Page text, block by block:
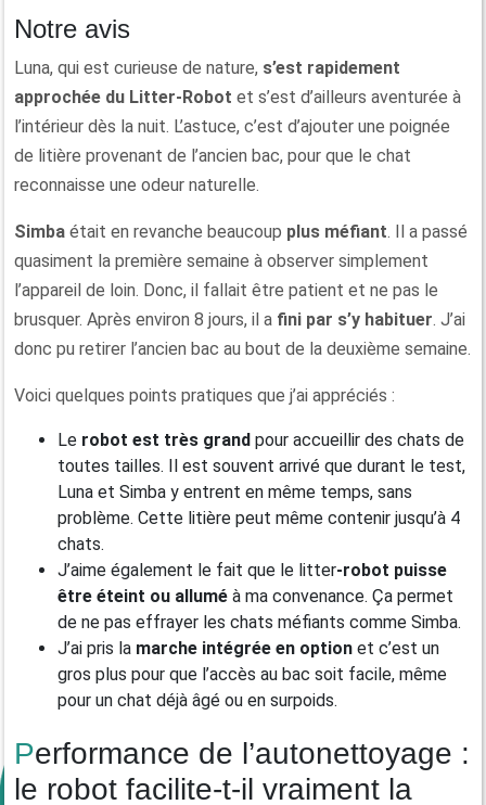
Notre avis
Luna, qui est curieuse de nature, s’est rapidement
approchée du Litter-Robot et s’est d’ailleurs aventurée à
l’intérieur dès la nuit. L’astuce, c’est d’ajouter une poignée
de litière provenant de l’ancien bac, pour que le chat
reconnaisse une odeur naturelle.
Simba était en revanche beaucoup plus méfiant. Il a passé
quasiment la première semaine à observer simplement
l’appareil de loin. Donc, il fallait être patient et ne pas le
brusquer. Après environ 8 jours, il a fini par s’y habituer. J’ai
donc pu retirer l’ancien bac au bout de la deuxième semaine.
Voici quelques points pratiques que j’ai appréciés :
Le robot est très grand pour accueillir des chats de
toutes tailles. Il est souvent arrivé que durant le test,
Luna et Simba y entrent en même temps, sans
problème. Cette litière peut même contenir jusqu’à 4
chats.
J’aime également le fait que le litter-robot puisse
être éteint ou allumé à ma convenance. Ça permet
de ne pas effrayer les chats méfiants comme Simba.
J’ai pris la marche intégrée en option et c’est un
gros plus pour que l’accès au bac soit facile, même
pour un chat déjà âgé ou en surpoids.
Performance de l’autonettoyage :
le robot facilite-t-il vraiment la